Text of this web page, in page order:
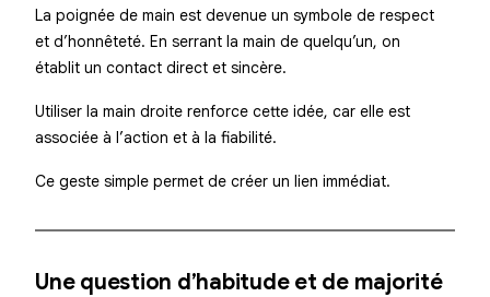
La poignée de main est devenue un symbole de respect
et d’honnêteté. En serrant la main de quelqu’un, on
établit un contact direct et sincère.
Utiliser la main droite renforce cette idée, car elle est
associée à l’action et à la fiabilité.
Ce geste simple permet de créer un lien immédiat.
Une question d’habitude et de majorité